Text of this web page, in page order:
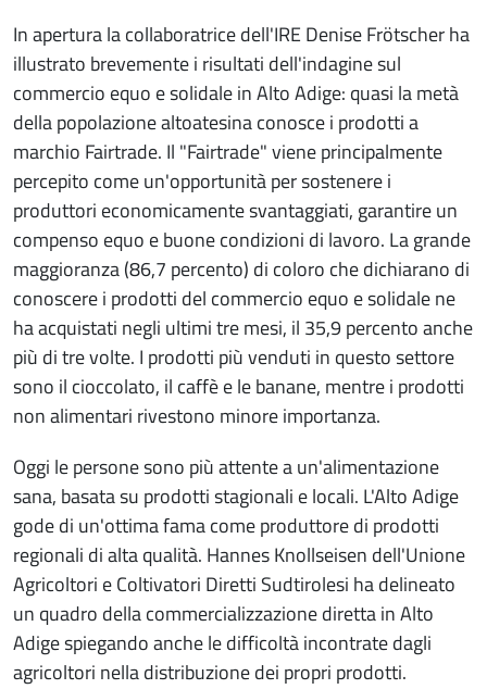
In apertura la collaboratrice dell'IRE Denise Frötscher ha
illustrato brevemente i risultati dell'indagine sul
commercio equo e solidale in Alto Adige: quasi la metà
della popolazione altoatesina conosce i prodotti a
marchio Fairtrade. Il "Fairtrade" viene principalmente
percepito come un'opportunità per sostenere i
produttori economicamente svantaggiati, garantire un
compenso equo e buone condizioni di lavoro. La grande
maggioranza (86,7 percento) di coloro che dichiarano di
conoscere i prodotti del commercio equo e solidale ne
ha acquistati negli ultimi tre mesi, il 35,9 percento anche
più di tre volte. I prodotti più venduti in questo settore
sono il cioccolato, il caffè e le banane, mentre i prodotti
non alimentari rivestono minore importanza.
Oggi le persone sono più attente a un'alimentazione
sana, basata su prodotti stagionali e locali. L'Alto Adige
gode di un'ottima fama come produttore di prodotti
regionali di alta qualità. Hannes Knollseisen dell'Unione
Agricoltori e Coltivatori Diretti Sudtirolesi ha delineato
un quadro della commercializzazione diretta in Alto
Adige spiegando anche le difficoltà incontrate dagli
agricoltori nella distribuzione dei propri prodotti.